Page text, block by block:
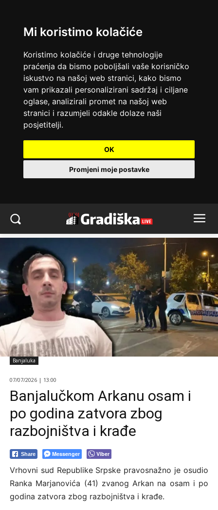
Mi koristimo kolačiće
Koristimo kolačiće i druge tehnologije
praćenja da bismo poboljšali vaše korisničko
iskustvo na našoj web stranici, kako bismo
vam prikazali personalizirani sadržaj i ciljane
oglase, analizirali promet na našoj web
stranici i razumjeli odakle dolaze naši
posjetitelji.
OK
Promjeni moje postavke
Banjaluka
07/07/2026 | 13:00
Banjalučkom Arkanu osam i
po godina zatvora zbog
razbojništva i krađe
Share Messenger Viber
Vrhovni sud Republike Srpske pravosnažno je osudio
Ranka Marjanovića (41) zvanog Arkan na osam i po
godina zatvora zbog razbojništva i krađe.